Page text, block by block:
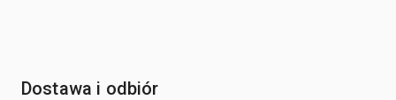
Dostawa i odbiór